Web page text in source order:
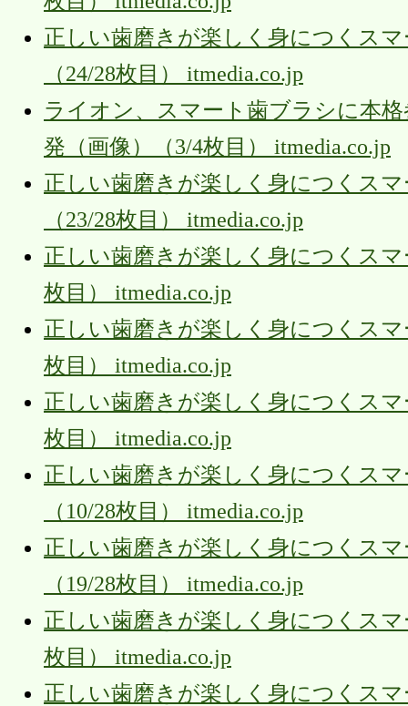
正しい歯磨きが楽しく身につくス
（24/28枚目） itmedia.co.jp
ライオン、スマート歯ブラシに本
発（画像）（3/4枚目） itmedia.co.jp
正しい歯磨きが楽しく身につくス
（23/28枚目） itmedia.co.jp
正しい歯磨きが楽しく身につくス
枚目） itmedia.co.jp
正しい歯磨きが楽しく身につくス
枚目） itmedia.co.jp
正しい歯磨きが楽しく身につくス
枚目） itmedia.co.jp
正しい歯磨きが楽しく身につくス
（10/28枚目） itmedia.co.jp
正しい歯磨きが楽しく身につくス
（19/28枚目） itmedia.co.jp
正しい歯磨きが楽しく身につくス
枚目） itmedia.co.jp
正しい歯磨きが楽しく身につくス